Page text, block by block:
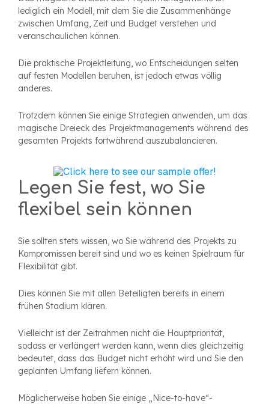
lediglich ein Modell, mit dem Sie die Zusammenhänge
zwischen Umfang, Zeit und Budget verstehen und
veranschaulichen können.
Die praktische Projektleitung, wo Entscheidungen selten
auf festen Modellen beruhen, ist jedoch etwas völlig
anderes.
Trotzdem können Sie einige Strategien anwenden, um das
magische Dreieck des Projektmanagements während des
gesamten Projekts fortwährend auszubalancieren.
Legen Sie fest, wo Sie
flexibel sein können
Sie sollten stets wissen, wo Sie während des Projekts zu
Kompromissen bereit sind und wo es keinen Spielraum für
Flexibilität gibt.
Dies können Sie mit allen Beteiligten bereits in einem
frühen Stadium klären.
Vielleicht ist der Zeitrahmen nicht die Hauptpriorität,
sodass er verlängert werden kann, wenn dies gleichzeitig
bedeutet, dass das Budget nicht erhöht wird und Sie den
geplanten Umfang liefern können.
Möglicherweise haben Sie einige „Nice-to-have“-